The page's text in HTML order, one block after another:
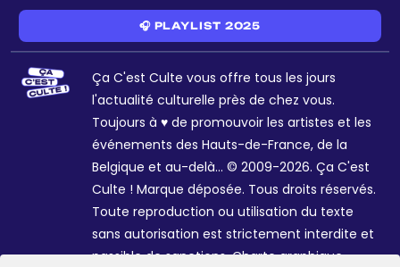
🎧 PLAYLIST 2025
Ça C'est Culte vous offre tous les jours
l'actualité culturelle près de chez vous.
Toujours à ♥ de promouvoir les artistes et les
événements des Hauts-de-France, de la
Belgique et au-delà... © 2009-2026. Ça C'est
Culte ! Marque déposée. Tous droits réservés.
Toute reproduction ou utilisation du texte
sans autorisation est strictement interdite et
passible de sanctions. Charte graphique